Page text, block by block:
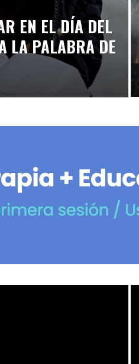
EN EL DÍA DEL
LA PALABRA DE